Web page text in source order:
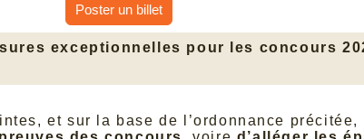
Poster un billet
exceptionnelles pour les concours
et sur la base de l’ordonnance précitée,